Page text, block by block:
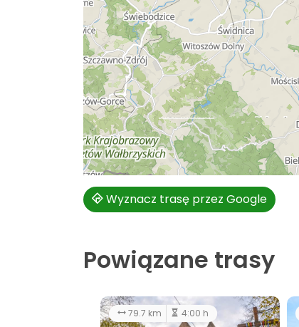
Wyznacz trasę przez Google
Powiązane trasy
79.7 km 4:00 h